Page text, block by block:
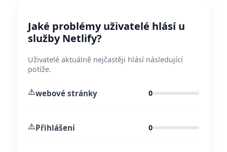
Jaké problémy uživatelé hlásí u
služby Netlify?
Uživatelé aktuálně nejčastěji hlásí následující
potíže.
⚠️webové stránky 0
⚠️Přihlášení 0